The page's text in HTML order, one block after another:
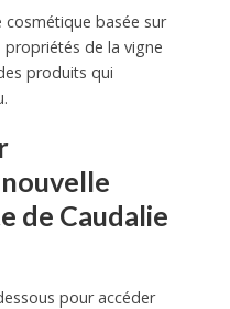
cosmétique basée sur
de la vigne
produits qui
de Caudalie
pour accéder